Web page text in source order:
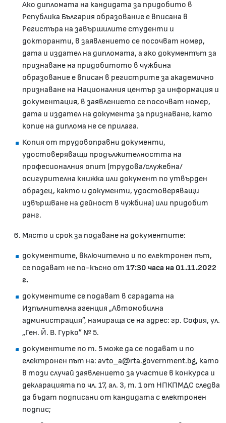
Ако дипломата на кандидата за придобито в
Република България образование е вписана в
Регистъра на завършилите студенти и
докторанти, в заявлението се посочват номер,
дата и издател на дипломата, а ако документът за
признаване на придобитото в чужбина
образование е вписан в регистрите за академично
признаване на Националния център за информация и
документация, в заявлението се посочват номер,
дата и издател на документа за признаване, като
копие на диплома не се прилага.
Копия от трудовоправни документи,
удостоверяващи продължителността на
професионалния опит (трудова/служебна/
осигурителна книжка или документ по утвърден
образец, както и документи, удостоверяващи
извършване на дейност в чужбина) или придобит
ранг.
Място и срок за подаване на документите:
документите, включително и по електронен път,
се подават не по-късно от 17:30 часа на 01.11.2022
г.
документите се подават в сградата на
Изпълнителна агенция „Автомобилна
администрация”, намираща се на адрес: гр. София, ул.
„Ген. Й. В. Гурко” № 5.
документите по т. 5 може да се подават и по
електронен път на: avto_a@rta.government.bg, като
в този случай заявлението за участие в конкурса и
декларацията по чл. 17, ал. 3, т. 1 от НПКПМДС следва
да бъдат подписани от кандидата с електронен
подпис;